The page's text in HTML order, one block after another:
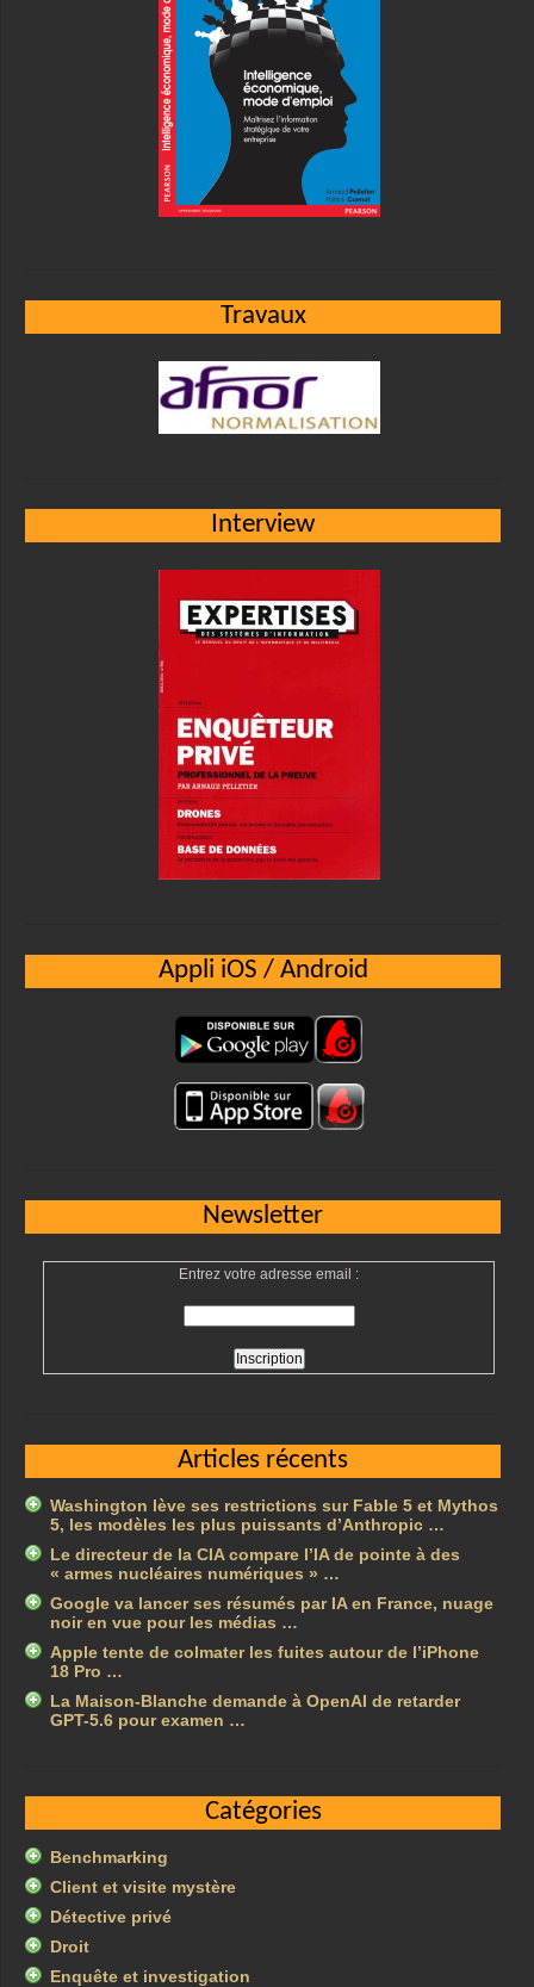
Travaux
Interview
Appli iOS / Android
Newsletter
Entrez votre adresse email :
Articles récents
Washington lève ses restrictions sur Fable 5 et Mythos
5, les modèles les plus puissants d’Anthropic …
Le directeur de la CIA compare l’IA de pointe à des
« armes nucléaires numériques » …
Google va lancer ses résumés par IA en France, nuage
noir en vue pour les médias …
Apple tente de colmater les fuites autour de l’iPhone
18 Pro …
La Maison-Blanche demande à OpenAI de retarder
GPT-5.6 pour examen …
Catégories
Benchmarking
Client et visite mystère
Détective privé
Droit
Enquête et investigation